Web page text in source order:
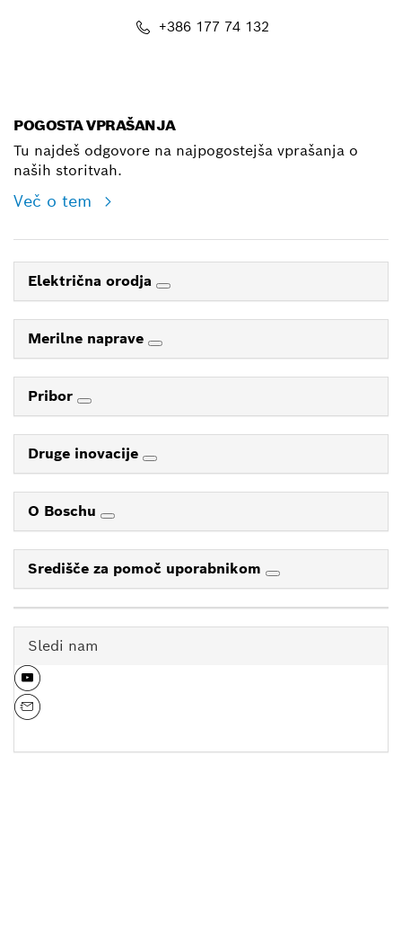
+386 177 74 132
POGOSTA VPRAŠANJA
Tu najdeš odgovore na najpogostejša vprašanja o
naših storitvah.
Več o tem
Električna orodja
Merilne naprave
Pribor
Druge inovacije
O Boschu
Središče za pomoč uporabnikom
Sledi nam